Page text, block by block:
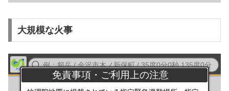
大規模な火事